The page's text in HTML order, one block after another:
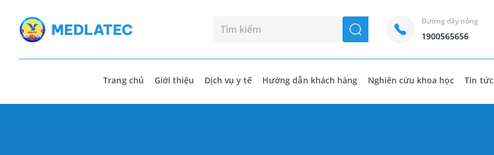
seach
Đường dây nóng
1900565656
Trang chủ Giới thiệu Dịch vụ y tế Hướng dẫn khách hàng Nghiên cứu khoa học Tin tức